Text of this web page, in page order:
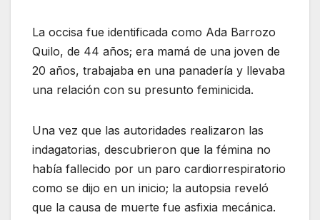
La occisa fue identificada como Ada Barrozo
Quilo, de 44 años; era mamá de una joven de
20 años, trabajaba en una panadería y llevaba
una relación con su presunto feminicida.
Una vez que las autoridades realizaron las
indagatorias, descubrieron que la fémina no
había fallecido por un paro cardiorrespiratorio
como se dijo en un inicio; la autopsia reveló
que la causa de muerte fue asfixia mecánica.